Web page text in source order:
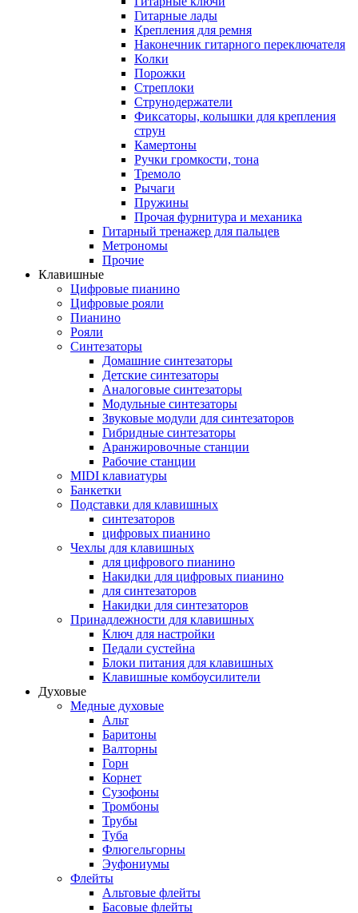
Гитарные лады
Крепления для ремня
Наконечник гитарного переключателя
Колки
Порожки
Стреплоки
Струнодержатели
Фиксаторы, колышки для крепления
струн
Камертоны
Ручки громкости, тона
Тремоло
Рычаги
Пружины
Прочая фурнитура и механика
Гитарный тренажер для пальцев
Метрономы
Прочие
Клавишные
Цифровые пианино
Цифровые рояли
Пианино
Рояли
Синтезаторы
Домашние синтезаторы
Детские синтезаторы
Аналоговые синтезаторы
Модульные синтезаторы
Звуковые модули для синтезаторов
Гибридные синтезаторы
Аранжировочные станции
Рабочие станции
MIDI клавиатуры
Банкетки
Подставки для клавишных
синтезаторов
цифровых пианино
Чехлы для клавишных
для цифрового пианино
Накидки для цифровых пианино
для синтезаторов
Накидки для синтезаторов
Принадлежности для клавишных
Ключ для настройки
Педали сустейна
Блоки питания для клавишных
Клавишные комбоусилители
Духовые
Медные духовые
Альт
Баритоны
Валторны
Горн
Корнет
Сузофоны
Тромбоны
Трубы
Туба
Флюгельгорны
Эуфониумы
Флейты
Альтовые флейты
Басовые флейты